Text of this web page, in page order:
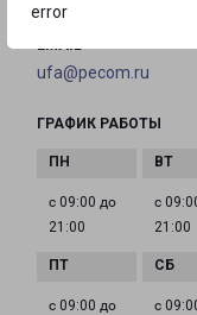
error
EMAIL
ufa@pecom.ru
ГРАФИК РАБОТЫ
с 09:00 до
21:00
с
21:00
с 09:00 до
с